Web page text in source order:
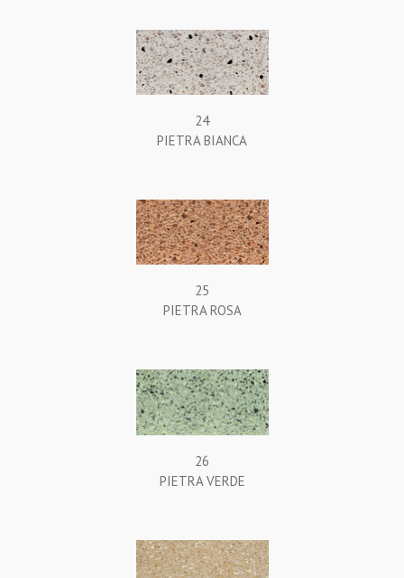
24
PIETRA BIANCA
25
PIETRA ROSA
26
PIETRA VERDE